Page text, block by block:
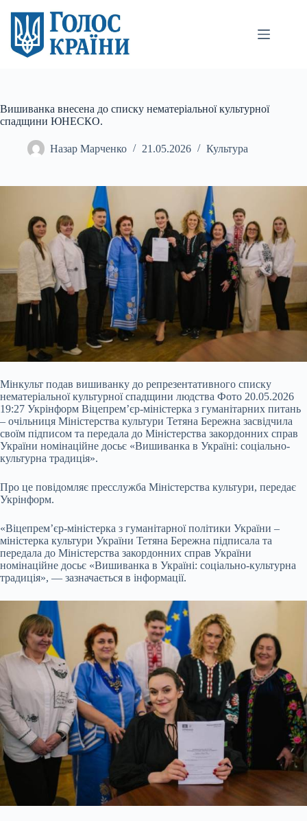
вмісту
Вишиванка внесена до списку нематеріальної культурної
спадщини ЮНЕСКО.
Назар Марченко 21.05.2026 Культура
Мінкульт подав вишиванку до репрезентативного списку
нематеріальної культурної спадщини людства Фото 20.05.2026
19:27 Укрінформ Віцепрем’єр-міністерка з гуманітарних питань
– очільниця Міністерства культури Тетяна Бережна засвідчила
своїм підписом та передала до Міністерства закордонних справ
України номінаційне досьє «Вишиванка в Україні: соціально-
культурна традиція».
Про це повідомляє пресслужба Міністерства культури, передає
Укрінформ.
«Віцепрем’єр-міністерка з гуманітарної політики України –
міністерка культури України Тетяна Бережна підписала та
передала до Міністерства закордонних справ України
номінаційне досьє «Вишиванка в Україні: соціально-культурна
традиція», — зазначається в інформації.